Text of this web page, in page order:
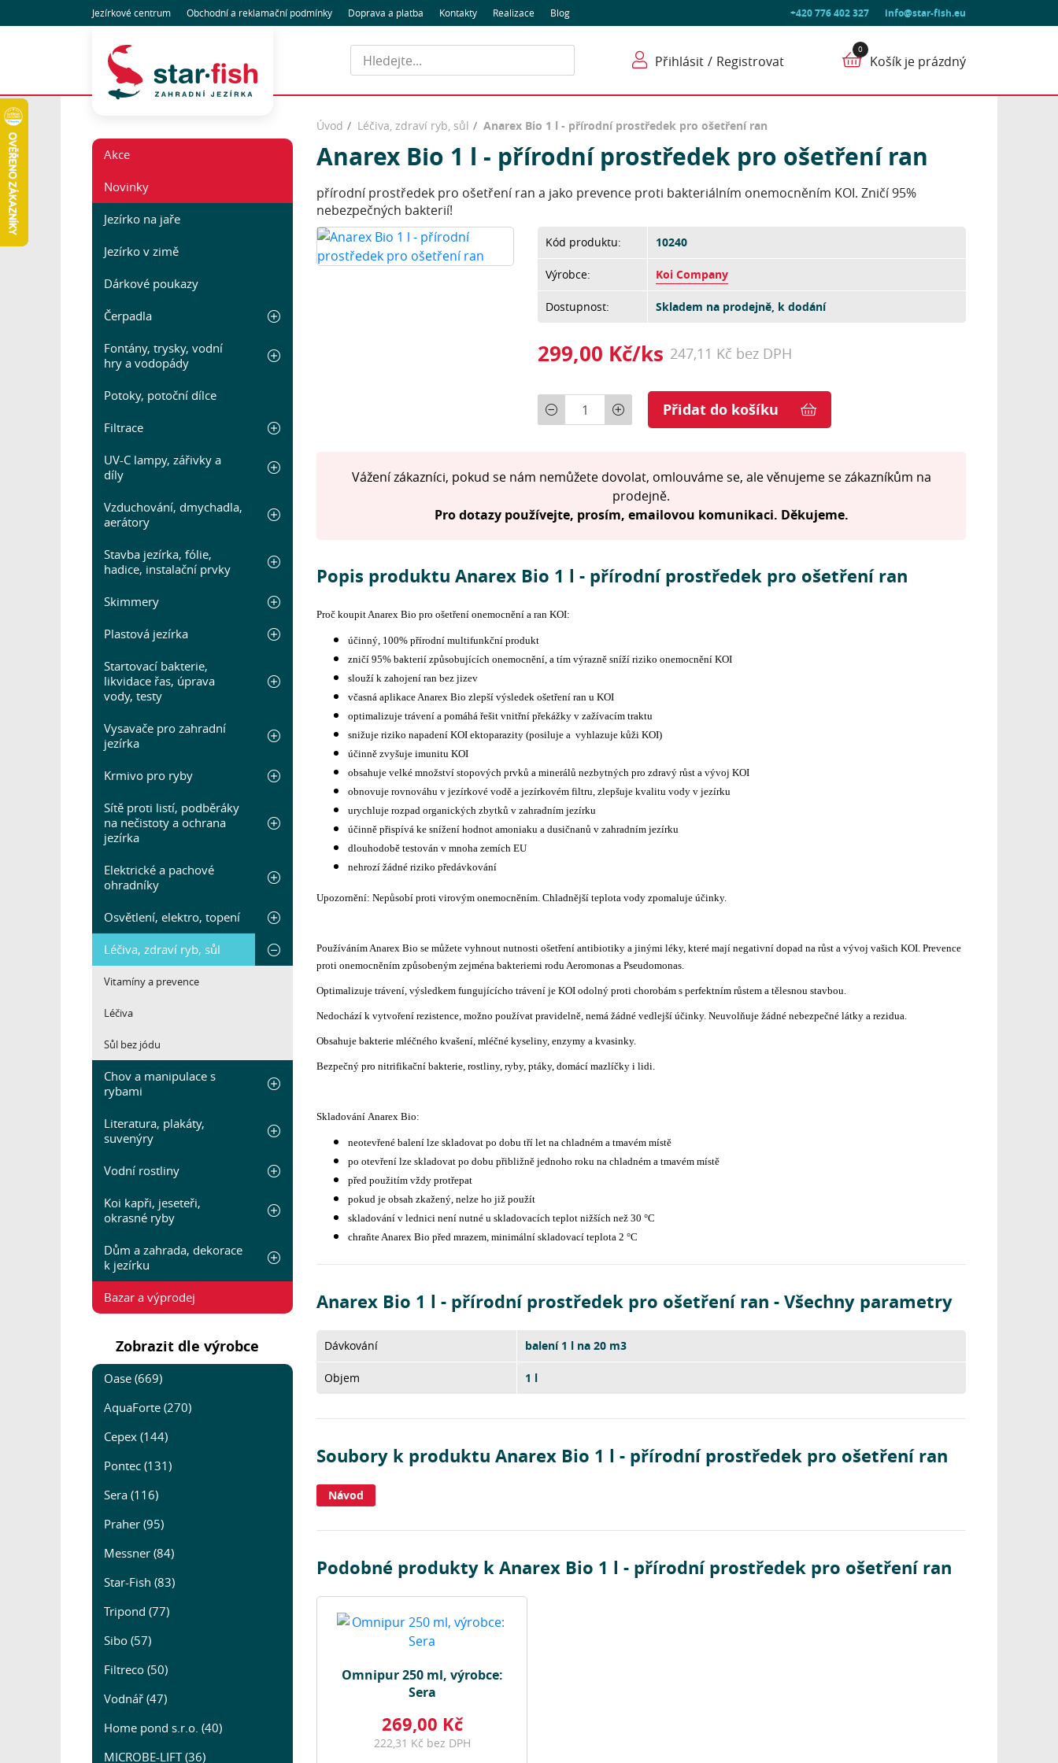
+420 776 402 327 info@star-fish.eu
Jezírkové centrum Obchodnía reklamační podmínky Doprava a platba Kontakty Realizace Blog
Hledat
Přihlásit Registrovat Košík je prázdný
Akce
Novinky
Jezírko na jaře
Jezírko v zimě
Dárkové poukazy
Čerpadla
Fontány, trysky, vodní
hry a vodopády
Potoky, potoční dílce
Filtrace
UV-C lampy, zářivky a
díly
Vzduchování, dmychadla,
aerátory
Stavba jezírka, fólie,
hadice, instalační prvky
Skimmery
Plastová jezírka
Startovací bakterie,
likvidace řas, úprava
vody, testy
Vysavače pro zahradní
jezírka
Krmivo pro ryby
Sítě proti listí, podběráky
na nečistoty a ochrana
jezírka
Elektrické a pachové
ohradníky
Osvětlení, elektro, topení
Léčiva, zdraví ryb, sůl
Vitamíny a prevence
Léčiva
Sůl bez jódu
Chov a manipulace s
rybami
Literatura, plakáty,
suvenýry
Vodní rostliny
Koi kapři, jeseteři,
okrasné ryby
Dům a zahrada, dekorace
k jezírku
Bazar a výprodej
Zobrazit dle výrobce
Oase (669)
AquaForte (270)
Cepex (144)
Pontec (131)
Sera (116)
Praher (95)
Messner (84)
Star-Fish (83)
Tripond (77)
Sibo (57)
Filtreco (50)
Vodnář (47)
Home pond s.r.o. (40)
MICROBE-LIFT (36)
Úvod Léčiva, zdraví ryb, sůl Anarex Bio 1 l - přírodní prostředek pro ošetření ran
Anarex Bio 1 l - přírodní prostředek pro ošetření ran
přírodní prostředek pro ošetření ran a jako prevence proti bakteriálním onemocněním KOI. Zničí 95%
nebezpečných bakterií!
Kód produktu: 10240
Výrobce: Koi Company
Dostupnost: Skladem na prodejně, k dodání
299,00 Kč/ks 247,11 Kč bez DPH
Počet Přidat do košíku
Vážení zákazníci, pokud se nám nemůžete dovolat, omlouváme se, ale věnujeme se zákazníkům na
prodejně.
Pro dotazy používejte, prosím, emailovou komunikaci. Děkujeme.
Popis produktu Anarex Bio 1 l - přírodní prostředek pro ošetření ran
Proč koupit Anarex Bio pro ošetření onemocnění a ran KOI:
účinný, 100% přírodní multifunkční produkt
zničí 95% bakterií způsobujících onemocnění, a tím výrazně sníží riziko onemocnění KOI
slouží k zahojení ran bez jizev
včasná aplikace Anarex Bio zlepší výsledek ošetření ran u KOI
optimalizuje trávení a pomáhá řešit vnitřní překážky v zažívacím traktu
snižuje riziko napadení KOI ektoparazity (posiluje a vyhlazuje kůži KOI)
účinně zvyšuje imunitu KOI
obsahuje velké množství stopových prvků a minerálů nezbytných pro zdravý růst a vývoj KOI
obnovuje rovnováhu v jezírkové vodě a jezírkovém filtru, zlepšuje kvalitu vody v jezírku
urychluje rozpad organických zbytků v zahradním jezírku
účinně přispívá ke snížení hodnot amoniaku a dusičnanů v zahradním jezírku
dlouhodobě testován v mnoha zemích EU
nehrozí žádné riziko předávkování
Upozornění: Nepůsobí proti virovým onemocněním. Chladnější teplota vody zpomaluje účinky.
Používáním Anarex Bio se můžete vyhnout nutnosti ošetření antibiotiky a jinými léky, které mají negativní dopad na růst a vývoj vašich KOI. Prevence
proti onemocněním způsobeným zejména bakteriemi rodu Aeromonas a Pseudomonas.
Optimalizuje trávení, výsledkem fungujícícho trávení je KOI odolný proti chorobám s perfektním růstem a tělesnou stavbou.
Nedochází k vytvoření rezistence, možno používat pravidelně, nemá žádné vedlejší účinky. Neuvolňuje žádné nebezpečné látky a rezidua.
Obsahuje bakterie mléčného kvašení, mléčné kyseliny, enzymy a kvasinky.
Bezpečný pro nitrifikační bakterie, rostliny, ryby, ptáky, domácí mazlíčky i lidi.
Skladování Anarex Bio:
neotevřené balení lze skladovat po dobu tří let na chladném a tmavém místě
po otevření lze skladovat po dobu přibližně jednoho roku na chladném a tmavém místě
před použitím vždy protřepat
pokud je obsah zkažený, nelze ho již použít
skladování v lednici není nutné u skladovacích teplot nižších než 30 °C
chraňte Anarex Bio před mrazem, minimální skladovací teplota 2 °C
Anarex Bio 1 l - přírodní prostředek pro ošetření ran - Všechny parametry
Dávkování balení 1 l na 20 m3
Objem 1 l
Soubory k produktu Anarex Bio 1 l - přírodní prostředek pro ošetření ran
Návod
Podobné produkty k Anarex Bio 1 l - přírodní prostředek pro ošetření ran
Omnipur 250 ml, výrobce:
Sera
269,00 Kč
222,31 Kč bez DPH